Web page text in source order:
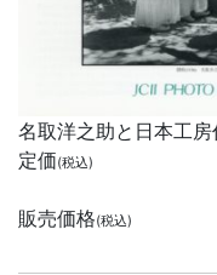
名取洋之助と日本工
定価(税込)
販売価格(税込)